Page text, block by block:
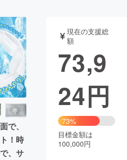
音楽
ジェット ゲーム・
書籍・雑誌
チャレンジ
活性化
で、
！時
、サ
現在の支援総
額
73,9
24円
73%
目標金額は
100,000円